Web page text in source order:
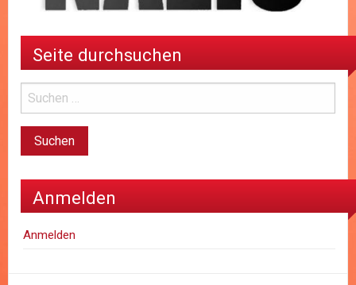
Seite durchsuchen
Anmelden
Anmelden